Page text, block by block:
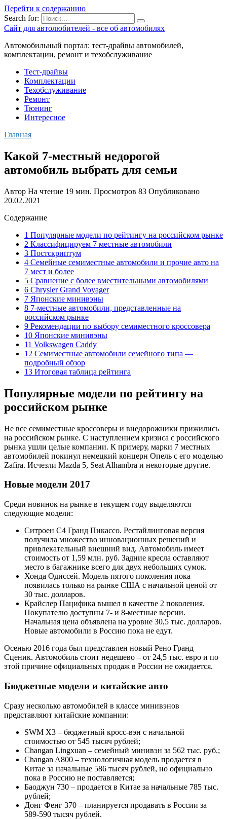
Перейти к содержанию
Search for:
Сайт для автолюбителей - все об автомобилях
Автомобильный портал: тест-драйвы автомобилей,
комплектации, ремонт и техобслуживание
Тест-драйвы
Комплектации
Техобслуживание
Ремонт
Тюнинг
Интересное
Главная
Какой 7-местный недорогой
автомобиль выбрать для семьи
Автор На чтение 19 мин. Просмотров 83 Опубликовано
20.02.2021
Содержание
1 Популярные модели по рейтингу на российском рынке
2 Классифицируем 7 местные автомобили
3 Постскриптум
4 Семейные семиместные автомобили и прочие авто на
7 мест и более
5 Сравнение с более вместительными автомобилями
6 Chrysler Grand Voyager
7 Японские минивэны
8 7-местные автомобили, представленные на
российском рынке
9 Рекомендации по выбору семиместного кроссовера
10 Японские минивэны
11 Volkswagen Caddy
12 Семиместные автомобили семейного типа —
подробный обзор
13 Итоговая таблица рейтинга
Популярные модели по рейтингу на
российском рынке
Не все семиместные кроссоверы и внедорожники прижились
на российском рынке. С наступлением кризиса с российского
рынка ушли целые компании. К примеру, марки 7 местных
автомобилей покинул немецкий концерн Опель с его моделью
Zafira. Исчезли Mazda 5, Seat Alhambra и некоторые другие.
Новые модели 2017
Среди новинок на рынке в текущем году выделяются
следующие модели:
Ситроен С4 Гранд Пикассо. Рестайлинговая версия
получила множество инновационных решений и
привлекательный внешний вид. Автомобиль имеет
стоимость от 1,59 млн. руб. Задние кресла оставляют
место в багажнике всего для двух небольших сумок.
Хонда Одиссей. Модель пятого поколения пока
появилась только на рынке США с начальной ценой от
30 тыс. долларов.
Крайслер Пацифика вышел в качестве 2 поколения.
Покупателю доступны 7- и 8-местные версии.
Начальная цена объявлена на уровне 30,5 тыс. долларов.
Новые автомобили в Россию пока не едут.
Осенью 2016 года был представлен новый Рено Гранд
Сценик. Автомобиль стоит недешево – от 24,5 тыс. евро и по
этой причине официальных продаж в России не ожидается.
Бюджетные модели и китайские авто
Сразу несколько автомобилей в классе минивэнов
представляют китайские компании:
SWM X3 – бюджетный кросс-вэн с начальной
стоимостью от 545 тысяч рублей;
Changan Lingxuan – семейный минивэн за 562 тыс. руб.;
Changan A800 – технологичная модель продается в
Китае за начальные 586 тысяч рублей, но официально
пока в Россию не поставляется;
Баоджун 730 – продается в Китае за начальные 785 тыс.
рублей;
Донг Фенг 370 – планируется продавать в России за
589-590 тысяч рублей.